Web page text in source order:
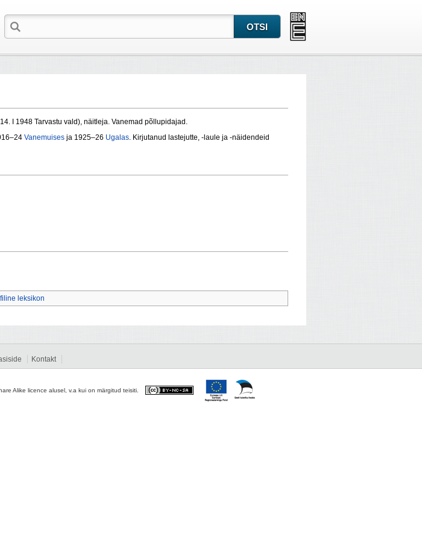
I 1948 Tarvastu vald), näitleja. Vanemad põllupidajad.
Vanemuises ja 1925–26 Ugalas. Kirjutanud lastejutte, ‑laule ja ‑näidendeid
leksikon
Kontakt
Alike licence alusel, v.a kui on märgitud teisiti.